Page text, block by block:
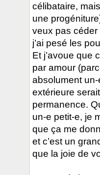
célibataire,
une
veux pas céder
j’ai pesé les
Et j’avoue que
par amour
absolument
extérieure
permanence.
un-e petit-e, je
que ça me
et c’est un
que la joie de